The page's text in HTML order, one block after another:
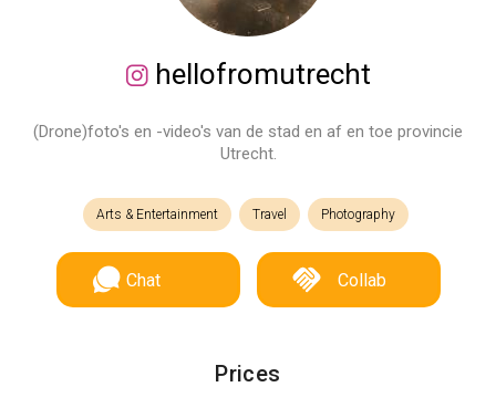
hellofromutrecht
(Drone)foto's en -video's van de stad en af en toe provincie
Utrecht.
Arts & Entertainment Travel Photography
Chat Collab
Prices